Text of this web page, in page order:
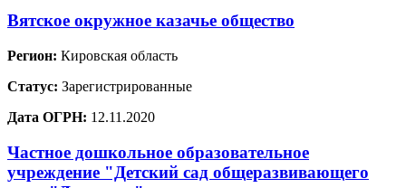
Вятское окружное казачье общество
Регион: Кировская область
Статус: Зарегистрированные
Дата ОГРН: 12.11.2020
Частное дошкольное образовательное
учреждение "Детский сад общеразвивающего